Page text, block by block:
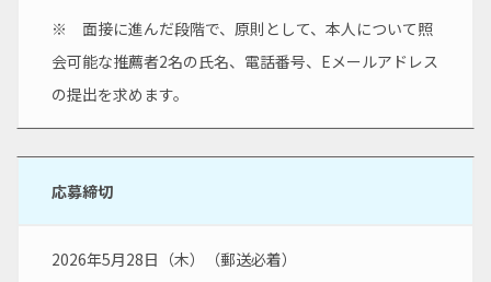
※　面接に進んだ段階で、原則として、本人について照
会可能な推薦者2名の氏名、電話番号、Eメールアドレス
の提出を求めます。
応募締切
2026年5月28日（木）（郵送必着）